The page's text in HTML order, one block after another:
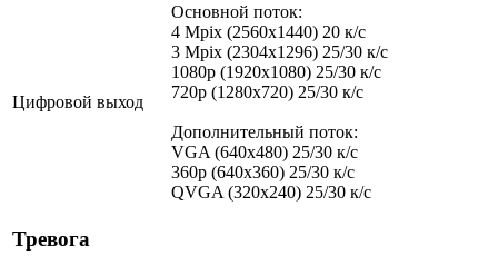
Цифровой выход
Основной поток:
4 Mpix (2560x1440) 20 к/с
3 Mpix (2304x1296) 25/30 к/с
1080p (1920x1080) 25/30 к/с
720p (1280х720) 25/30 к/с
Дополнительный поток:
VGA (640x480) 25/30 к/с
360p (640x360) 25/30 к/с
QVGA (320x240) 25/30 к/с
Тревога